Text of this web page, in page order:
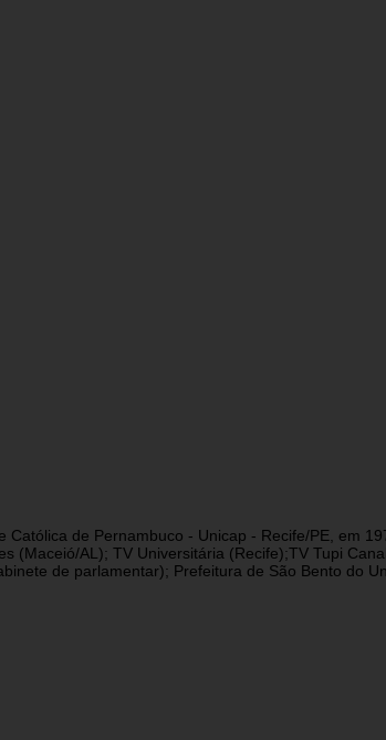
de Pernambuco - Unicap - Recife/PE, em
(Maceió/AL); TV Universitária (Recife);TV Tupi
de parlamentar); Prefeitura de São Bento